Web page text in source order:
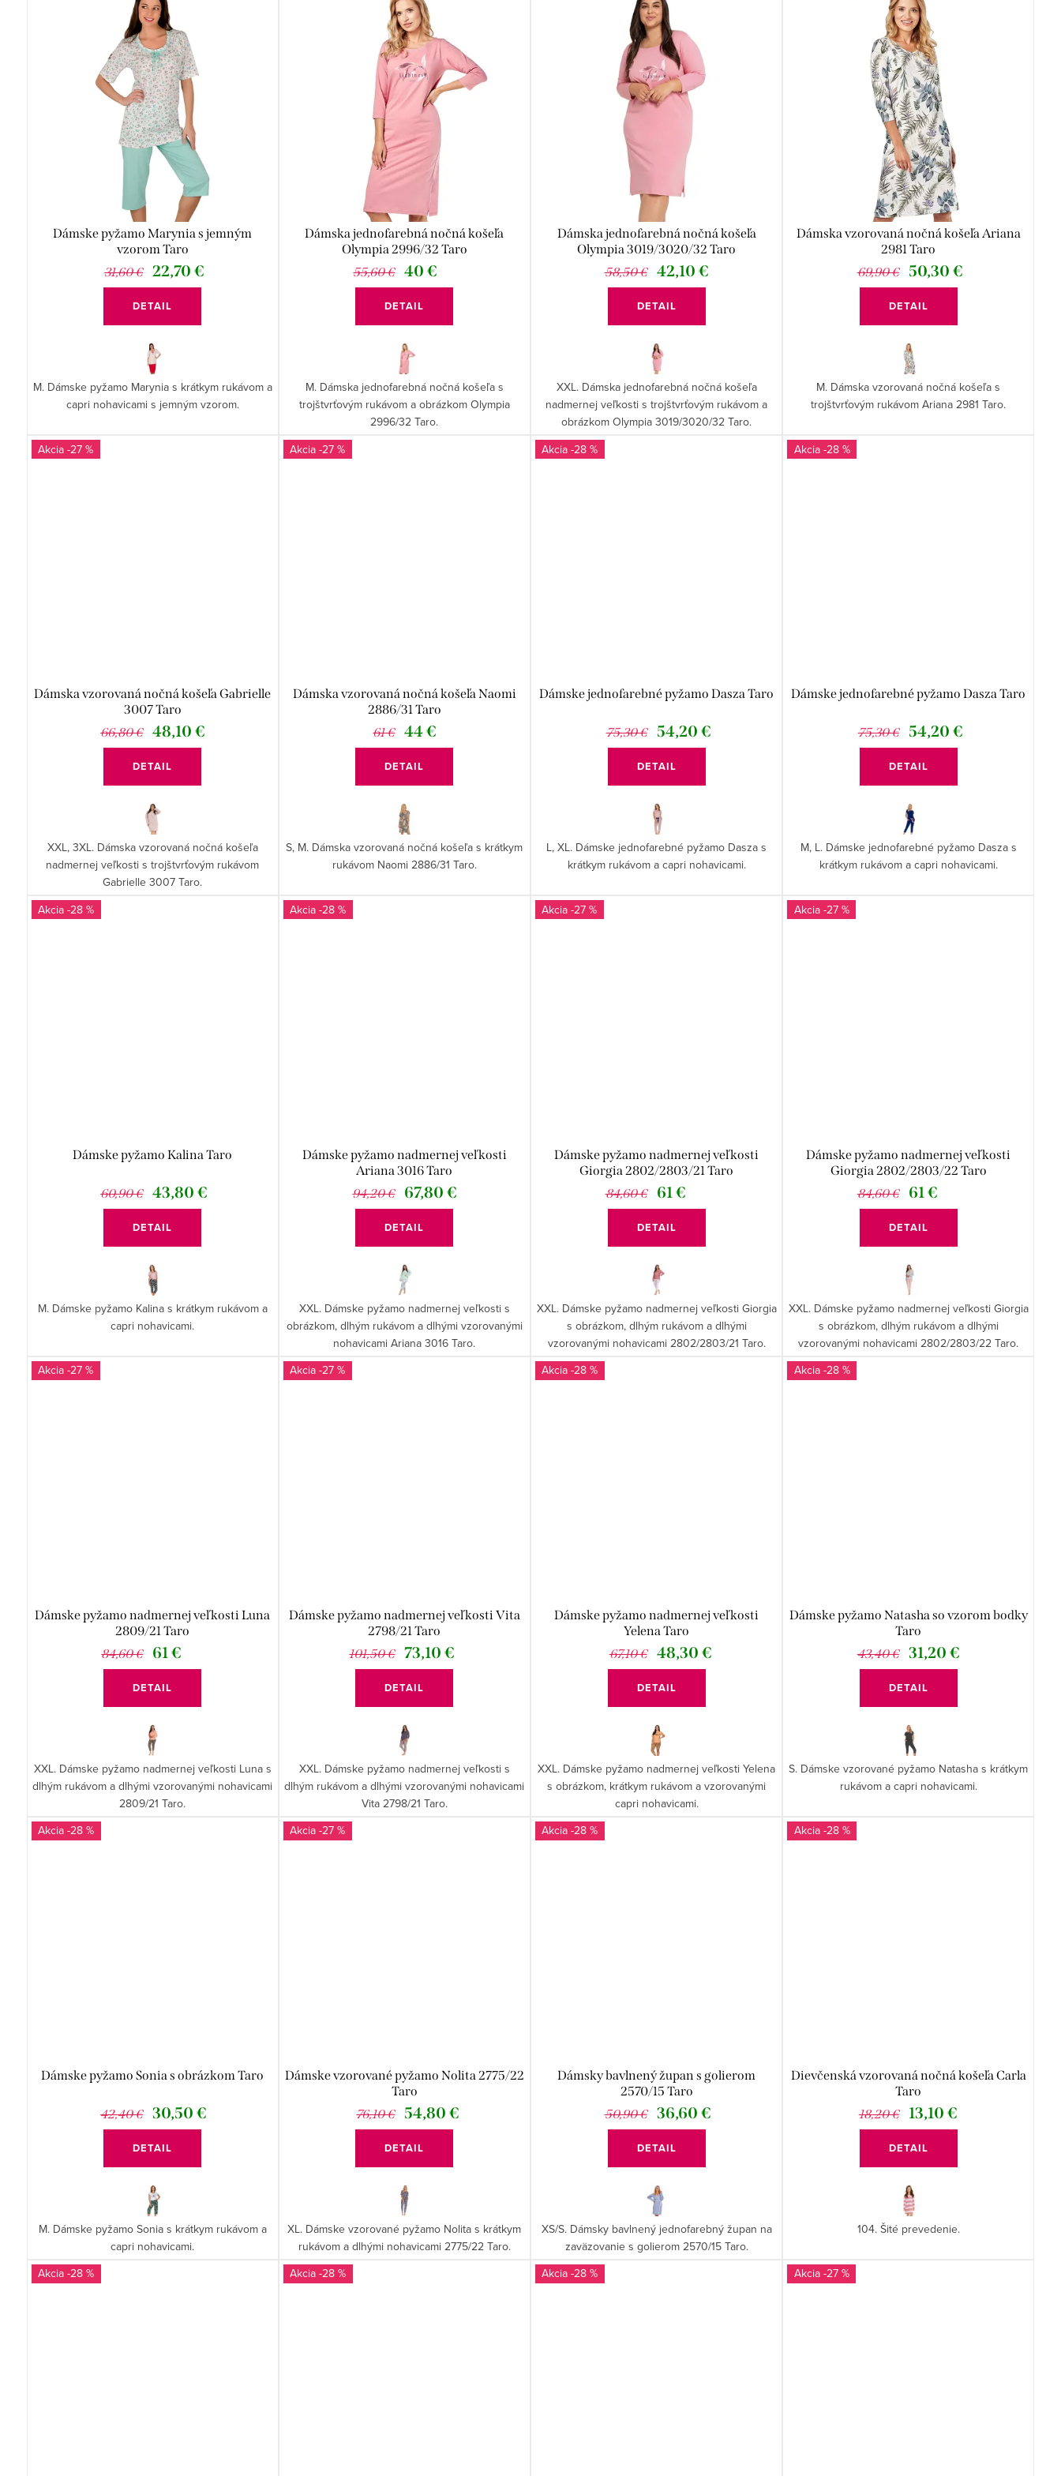
v
v
Dámske pyžamo Marynia s jemným
vzorom Taro
31,60 €
22,70 €
DETAIL
M. Dámske pyžamo Marynia s krátkym rukávom a
capri nohavicami s jemným vzorom.
Dámska jednofarebná nočná košeľa
Olympia 2996/32 Taro
55,60 €
40 €
DETAIL
M. Dámska jednofarebná nočná košeľa s
trojštvrťovým rukávom a obrázkom Olympia
2996/32 Taro.
Dámska jednofarebná nočná košeľa
Olympia 3019/3020/32 Taro
58,50 €
42,10 €
DETAIL
XXL. Dámska jednofarebná nočná košeľa
nadmernej veľkosti s trojštvrťovým rukávom a
obrázkom Olympia 3019/3020/32 Taro.
Dámska vzorovaná nočná košeľa Ariana
2981 Taro
69,90 €
50,30 €
DETAIL
M. Dámska vzorovaná nočná košeľa s
trojštvrťovým rukávom Ariana 2981 Taro.
-27 %
Dámska vzorovaná nočná košeľa Gabrielle
3007 Taro
66,80 €
48,10 €
DETAIL
XXL, 3XL. Dámska vzorovaná nočná košeľa
nadmernej veľkosti s trojštvrťovým rukávom
Gabrielle 3007 Taro.
-27 %
Dámska vzorovaná nočná košeľa Naomi
2886/31 Taro
61 €
44 €
DETAIL
S, M. Dámska vzorovaná nočná košeľa s krátkym
rukávom Naomi 2886/31 Taro.
-28 %
Dámske jednofarebné pyžamo Dasza Taro
75,30 € 54,20 €
DETAIL
L, XL. Dámske jednofarebné pyžamo Dasza s
krátkym rukávom a capri nohavicami.
-28 %
Dámske jednofarebné pyžamo Dasza Taro
75,30 € 54,20 €
DETAIL
M, L. Dámske jednofarebné pyžamo Dasza s
krátkym rukávom a capri nohavicami.
-28 %
Dámske pyžamo Kalina Taro
60,90 € 43,80 €
DETAIL
M. Dámske pyžamo Kalina s krátkym rukávom a
capri nohavicami.
-28 %
Dámske pyžamo nadmernej veľkosti
Ariana 3016 Taro
94,20 €
67,80 €
DETAIL
XXL. Dámske pyžamo nadmernej veľkosti s
obrázkom, dlhým rukávom a dlhými vzorovanými
nohavicami Ariana 3016 Taro.
-27 %
Dámske pyžamo nadmernej veľkosti
Giorgia 2802/2803/21 Taro
84,60 €
61 €
DETAIL
XXL. Dámske pyžamo nadmernej veľkosti Giorgia
s obrázkom, dlhým rukávom a dlhými
vzorovanými nohavicami 2802/2803/21 Taro.
-27 %
Dámske pyžamo nadmernej veľkosti
Giorgia 2802/2803/22 Taro
84,60 €
61 €
DETAIL
XXL. Dámske pyžamo nadmernej veľkosti Giorgia
s obrázkom, dlhým rukávom a dlhými
vzorovanými nohavicami 2802/2803/22 Taro.
-27 %
Dámske pyžamo nadmernej veľkosti Luna
2809/21 Taro
84,60 €
61 €
DETAIL
XXL. Dámske pyžamo nadmernej veľkosti Luna s
dlhým rukávom a dlhými vzorovanými nohavicami
2809/21 Taro.
-27 %
Dámske pyžamo nadmernej veľkosti Vita
2798/21 Taro
101,50 €
73,10 €
DETAIL
XXL. Dámske pyžamo nadmernej veľkosti s
dlhým rukávom a dlhými vzorovanými nohavicami
Vita 2798/21 Taro.
-28 %
Dámske pyžamo nadmernej veľkosti
Yelena Taro
67,10 €
48,30 €
DETAIL
XXL. Dámske pyžamo nadmernej veľkosti Yelena
s obrázkom, krátkym rukávom a vzorovanými
capri nohavicami.
-28 %
Dámske pyžamo Natasha so vzorom bodky
Taro
43,40 €
31,20 €
DETAIL
S. Dámske vzorované pyžamo Natasha s krátkym
rukávom a capri nohavicami.
-28 %
Dámske pyžamo Sonia s obrázkom Taro
42,40 € 30,50 €
DETAIL
M. Dámske pyžamo Sonia s krátkym rukávom a
capri nohavicami.
-27 %
Dámske vzorované pyžamo Nolita 2775/22
Taro
76,10 €
54,80 €
DETAIL
XL. Dámske vzorované pyžamo Nolita s krátkym
rukávom a dlhými nohavicami 2775/22 Taro.
-28 %
Dámsky bavlnený župan s golierom
2570/15 Taro
50,90 €
36,60 €
DETAIL
XS/S. Dámsky bavlnený jednofarebný župan na
zaväzovanie s golierom 2570/15 Taro.
-28 %
Dievčenská vzorovaná nočná košeľa Carla
Taro
18,20 €
13,10 €
DETAIL
104. Šité prevedenie.
-28 % -28 % -28 % -27 %